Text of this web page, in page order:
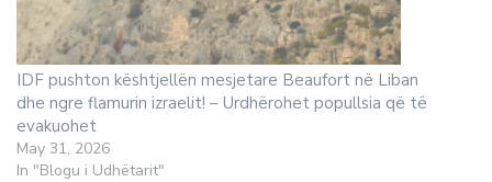
IDF pushton kështjellën mesjetare Beaufort në Liban
dhe ngre flamurin izraelit! – Urdhërohet popullsia që të
evakuohet
May 31, 2026
In "Blogu i Udhëtarit"